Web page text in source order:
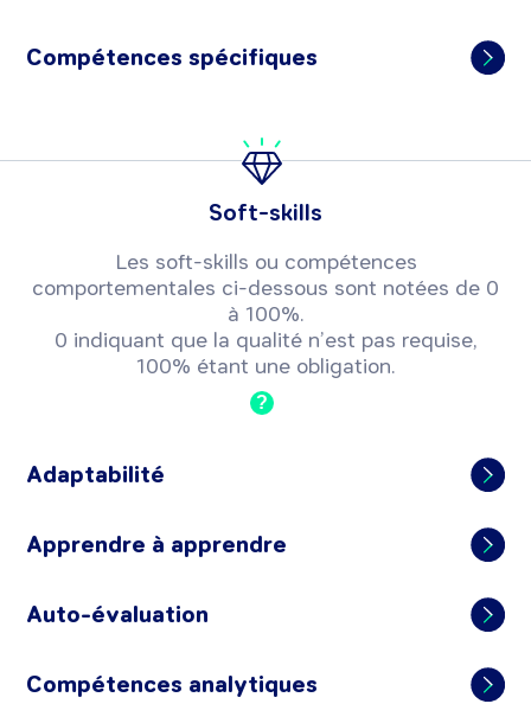
Compétences spécifiques
Soft-skills
Les soft-skills ou compétences
comportementales ci-dessous sont notées de 0
à 100%.
0 indiquant que la qualité n’est pas requise,
100% étant une obligation.
?
Adaptabilité
Apprendre à apprendre
Auto-évaluation
Compétences analytiques